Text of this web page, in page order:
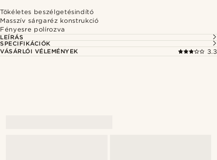
Tökéletes beszélgetésindító
Masszív sárgaréz konstrukció
Fényesre polírozva
LEÍRÁS
SPECIFIKÁCIÓK
VÁSÁRLÓI VÉLEMÉNYEK
3.3